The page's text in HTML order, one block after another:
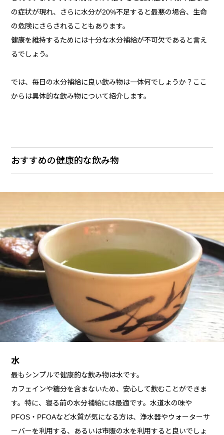
の症状が現れ、さらに水分が20%不足すると最悪の場合、生命
の危険にさらされることもあります。
健康を維持するためには十分な水分補給が不可欠であると言え
るでしょう。
では、毎日の水分補給に良い飲み物は一体何でしょうか？ここ
からは具体的な飲み物について紹介します。
おすすめの健康的な飲み物
水
最もシンプルで健康的な飲み物は水です。
カフェインや糖分を含まないため、安心して飲むことができま
す。特に、寝る前の水分補給には最適です。水道水の味や
PFOS・PFOAなど水質が気になる方は、浄水器やウォーターサ
ーバーを利用する、あるいは市販の水を利用すると良いでしょ